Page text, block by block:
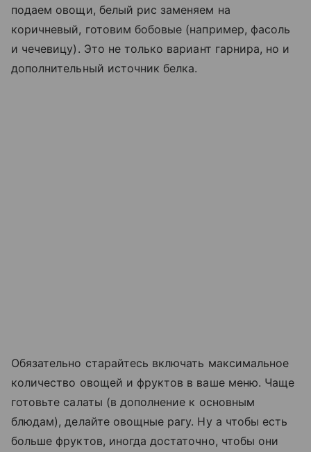
подаем овощи, белый рис заменяем на
коричневый, готовим бобовые (например, фасоль
и чечевицу). Это не только вариант гарнира, но и
дополнительный источник белка.
Обязательно старайтесь включать максимальное
количество овощей и фруктов в ваше меню. Чаще
готовьте салаты (в дополнение к основным
блюдам), делайте овощные рагу. Ну а чтобы есть
больше фруктов, иногда достаточно, чтобы они